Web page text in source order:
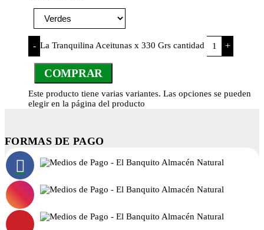
- La Tranquilina Aceitunas x 330 Grs cantidad +
COMPRAR
Este producto tiene varias variantes. Las opciones se pueden
elegir en la página del producto
FORMAS DE PAGO